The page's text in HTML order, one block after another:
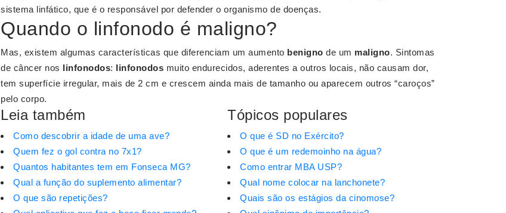
sistema linfático, que é o responsável por defender o organismo de doenças.
Quando o linfonodo é maligno?
Mas, existem algumas características que diferenciam um aumento benigno de um maligno. Sintomas
de câncer nos
linfonodos: linfonodos muito endurecidos, aderentes a outros locais, não causam dor,
tem superfície irregular, mais de 2 cm e crescem ainda mais de tamanho ou aparecem outros “caroços”
pelo corpo.
Leia também
Como descobrir a idade de uma ave?
Quem fez o gol contra no 7x1?
Quantos habitantes tem em Fonseca MG?
Qual a função do suplemento alimentar?
O que são repetições?
Tópicos populares
O que é SD no Exército?
O que é um redemoinho na água?
Como entrar MBA USP?
Qual nome colocar na lanchonete?
Quais são os estágios da cinomose?